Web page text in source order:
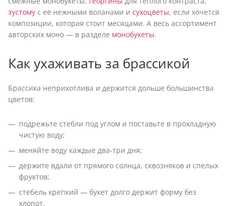
эустому с её нежными воланами и сухоцветы, если хочется
композиции, которая стоит месяцами. А весь ассортимент
авторских моно — в разделе монобукеты.
Как ухаживать за брассикой
Брассика неприхотлива и держится дольше большинства
цветов:
подрежьте стебли под углом и поставьте в прохладную
чистую воду;
меняйте воду каждые два-три дня;
держите вдали от прямого солнца, сквозняков и спелых
фруктов;
стебель крепкий — букет долго держит форму без
хлопот.